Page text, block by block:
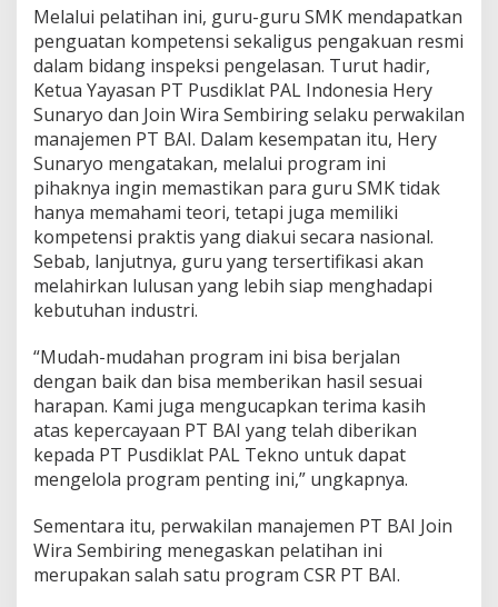
i
a
s
i
G
u
u
S
M
K
K
a
b
r
a
h
S
e
r
i
f
i
Melalui pelatihan ini, guru-guru SMK mendapatkan
penguatan kompetensi sekaligus pengakuan resmi
dalam bidang inspeksi pengelasan. Turut hadir,
Ketua Yayasan PT Pusdiklat PAL Indonesia Hery
Sunaryo dan Join Wira Sembiring selaku perwakilan
manajemen PT BAI. Dalam kesempatan itu, Hery
Sunaryo mengatakan, melalui program ini
pihaknya ingin memastikan para guru SMK tidak
hanya memahami teori, tetapi juga memiliki
kompetensi praktis yang diakui secara nasional.
Sebab, lanjutnya, guru yang tersertifikasi akan
melahirkan lulusan yang lebih siap menghadapi
kebutuhan industri.
“Mudah-mudahan program ini bisa berjalan
dengan baik dan bisa memberikan hasil sesuai
harapan. Kami juga mengucapkan terima kasih
atas kepercayaan PT BAI yang telah diberikan
kepada PT Pusdiklat PAL Tekno untuk dapat
mengelola program penting ini,” ungkapnya.
Sementara itu, perwakilan manajemen PT BAI Join
Wira Sembiring menegaskan pelatihan ini
merupakan salah satu program CSR PT BAI.